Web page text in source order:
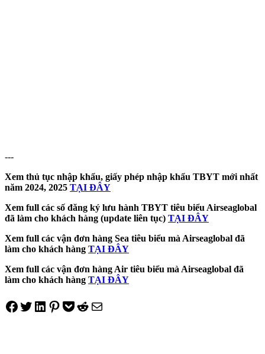
---
Xem thủ tục nhập khẩu, giấy phép nhập khẩu TBYT mới nhất
năm 2024, 2025 TẠI ĐÂY
Xem full các số đăng ký lưu hành TBYT tiêu biểu Airseaglobal
đã làm cho khách hàng (update liên tục) TẠI ĐÂY
Xem full các vận đơn hàng Sea tiêu biểu mà Airseaglobal đã
làm cho khách hàng TẠI ĐÂY
Xem full các vận đơn hàng Air tiêu biểu mà Airseaglobal đã
làm cho khách hàng TẠI ĐÂY
Share on Facebook
Tweet on Twitter
Share on LinkedIn
Pin on Pinterest
Save to pocket
Share on Reddit
Share via Email